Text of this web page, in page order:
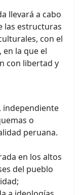
llevará a cabo
las estructuras
con el
la que el
con libertad y
independiente
o
peruana.
en los altos
del pueblo